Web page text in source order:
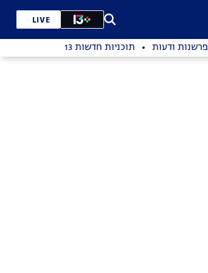
LIVE
פרשנות ודעות תוכניות חדשות 13